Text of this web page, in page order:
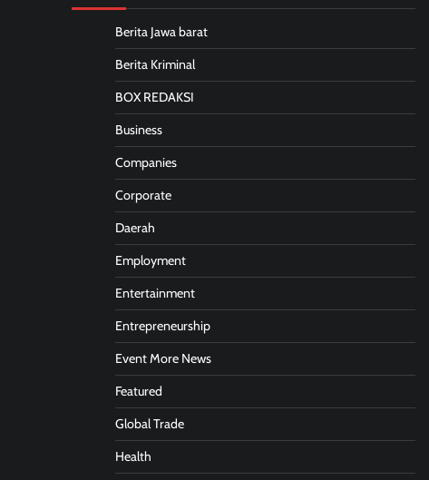
Berita Jawa barat
Berita Kriminal
BOX REDAKSI
Business
Companies
Corporate
Daerah
Employment
Entertainment
Entrepreneurship
Event More News
Featured
Global Trade
Health